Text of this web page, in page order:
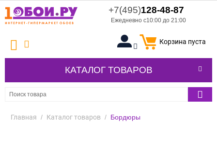
+7(495)128-48-87
Ежедневно с10:00 до 21:00
Корзина пуста
КАТАЛОГ ТОВАРОВ
Главная / Каталог товаров / Бордюры